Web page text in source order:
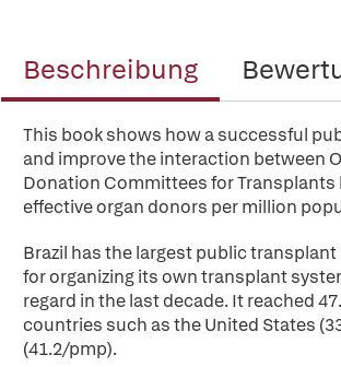
Beschreibung
This book shows how a successful
and improve the interaction between
Donation Committees for Transplants
effective organ donors per million
Brazil has the largest public
for organizing its own transplant
regard in the last decade. It reached
countries such as the United States
(41.2/pmp).